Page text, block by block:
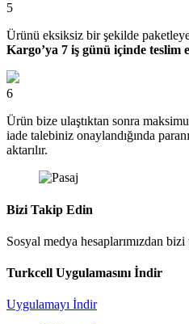
5
Ürünü eksiksiz bir şekilde
Kargo’ya 7 iş günü içinde teslim
6
Ürün bize ulaştıktan sonra
iade talebiniz onaylandığında
aktarılır.
Bizi Takip Edin
Sosyal medya hesaplarımızdan
Turkcell Uygulamasını İndir
Uygulamayı İndir